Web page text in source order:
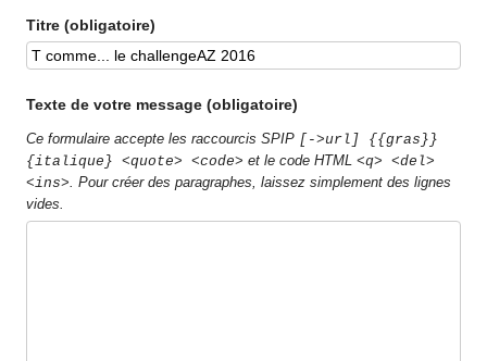
Titre (obligatoire)
Texte de votre message (obligatoire)
Ce formulaire accepte les raccourcis SPIP [->url] {{gras}}
{italique} <quote> <code> et le code HTML<q> <del>
<ins> . Pour créer des paragraphes, laissez simplement des lignes
vides.